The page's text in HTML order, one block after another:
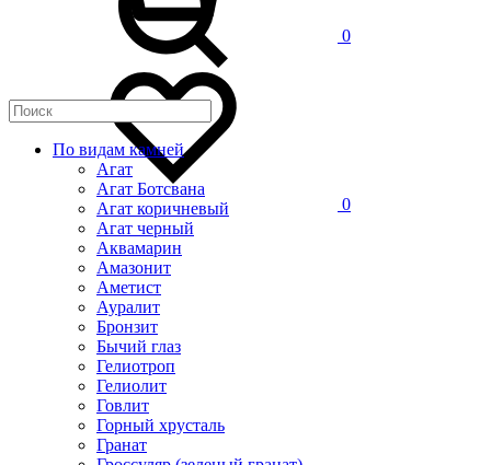
0
0
По видам камней
Агат
Агат Ботсвана
Агат коричневый
Агат черный
Аквамарин
Амазонит
Аметист
Ауралит
Бронзит
Бычий глаз
Гелиотроп
Гелиолит
Говлит
Горный хрусталь
Гранат